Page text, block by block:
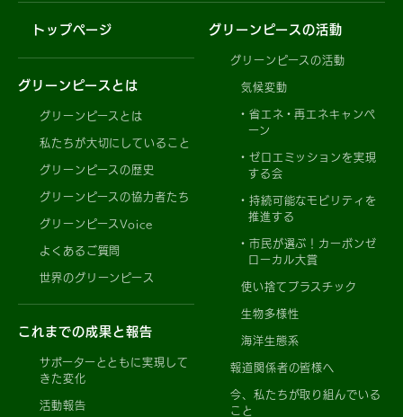
トップページ
グリーンピースとは
グリーンピースとは
私たちが大切にしていること
グリーンピースの歴史
グリーンピースの協力者たち
グリーンピースVoice
よくあるご質問
世界のグリーンピース
これまでの成果と報告
サポーターとともに実現して
きた変化
活動報告
グリーンピースの活動
グリーンピースの活動
気候変動
省エネ・再エネキャンペ
ーン
ゼロエミッションを実現
する会
持続可能なモビリティを
推進する
市民が選ぶ！カーボンゼ
ローカル大賞
使い捨てプラスチック
生物多様性
海洋生態系
報道関係者の皆様へ
今、私たちが取り組んでいる
こと